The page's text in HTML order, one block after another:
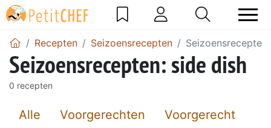
Recepten Seizoensrecepten
Seizoensrecepten: side dish
0 recepten
Alle Voorgerechten
Voorgerecht